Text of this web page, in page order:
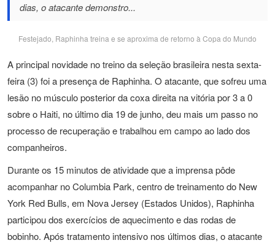
dias, o atacante demonstro...
Festejado, Raphinha treina e se aproxima de retorno à Copa do Mundo
A principal novidade no treino da seleção brasileira nesta sexta-
feira (3) foi a presença de Raphinha. O atacante, que sofreu uma
lesão no músculo posterior da coxa direita na vitória por 3 a 0
sobre o Haiti, no último dia 19 de junho, deu mais um passo no
processo de recuperação e trabalhou em campo ao lado dos
companheiros.
Durante os 15 minutos de atividade que a imprensa pôde
acompanhar no Columbia Park, centro de treinamento do New
York Red Bulls, em Nova Jersey (Estados Unidos), Raphinha
participou dos exercícios de aquecimento e das rodas de
bobinho. Após tratamento intensivo nos últimos dias, o atacante